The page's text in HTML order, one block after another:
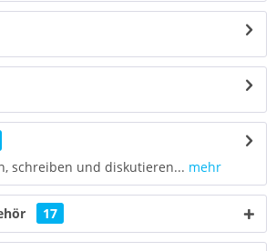
schreiben und diskutieren... mehr
17